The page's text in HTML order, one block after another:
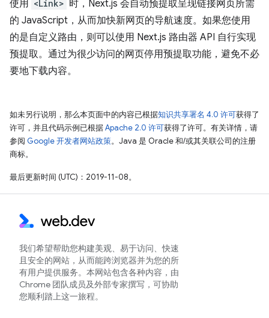
使用 <Link> 时，Next.js 会自动预提取呈现链接网页所需
的 JavaScript，从而加快新网页的导航速度。如果您使用
的是自定义路由，则可以使用 Next.js 路由器 API 自行实现
预提取。通过为很少访问的网页停用预提取功能，避免不必
要地下载内容。
如未另行说明，那么本页面中的内容已根据知识共享署名 4.0 许可获得了
许可，并且代码示例已根据Apache 2.0 许可获得了许可。有关详情，请
参阅 Google 开发者网站政策。Java 是 Oracle 和/或其关联公司的注册
商标。
最后更新时间 (UTC)：2019-11-08。
我们希望帮助您构建美观、易于访问、快速
且安全的网站，从而能跨浏览器并为您的所
有用户提供服务。本网站包含各种内容，由
Chrome 团队成员及外部专家撰写，可协助
您顺利踏上这一旅程。